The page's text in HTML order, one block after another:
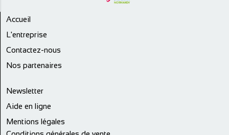
Accueil
L'entreprise
Contactez-nous
Nos partenaires
Newsletter
Aide en ligne
Mentions légales